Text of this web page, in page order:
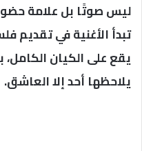
ليس صوتًا بل علامة
تبدأ الأغنية في تقديم
يقع على الكيان الكامل،
يلاحظها أحد إلا العاشق.